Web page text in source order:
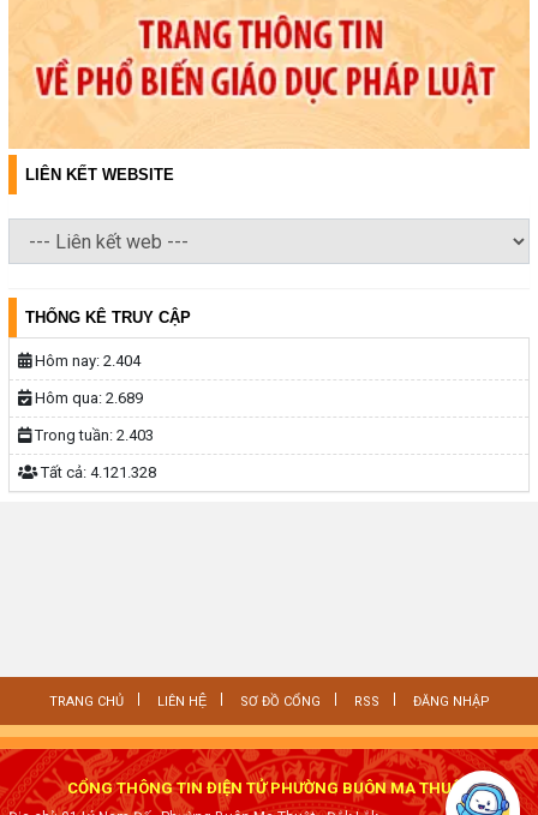
LIÊN KẾT WEBSITE
THỐNG KÊ TRUY CẬP
Hôm nay: 2.404
Hôm qua: 2.689
Trong tuần: 2.403
Tất cả: 4.121.328
TRANG CHỦ LIÊN HỆ SƠ ĐỒ CỔNG RSS ĐĂNG NHẬP
CỔNG THÔNG TIN ĐIỆN TỬ PHƯỜNG BUÔN MA THUỘT